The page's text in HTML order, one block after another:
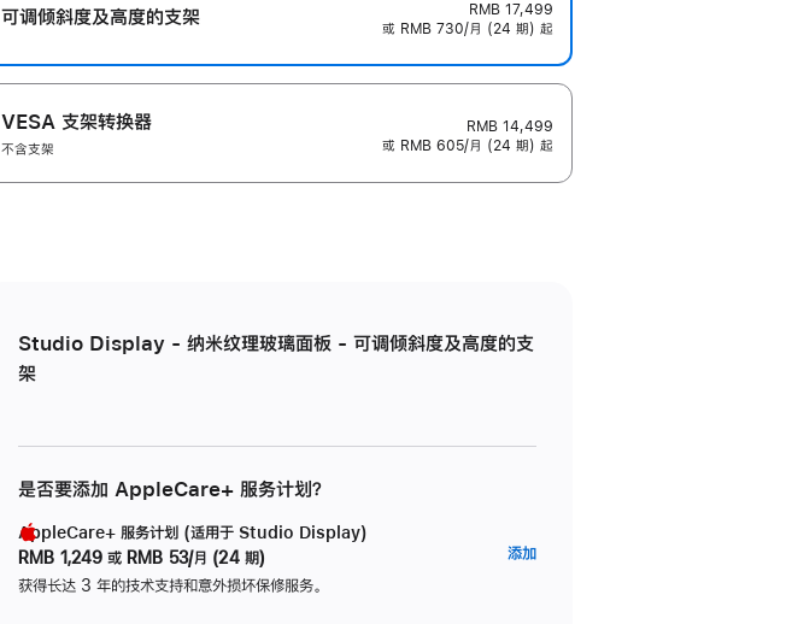
可调倾斜度及高‍度的支‍架
RMB 17,499
或 RMB 730/月 (24 期) 起
VESA 支架转换器
不含支架
RMB 14,499
或 RMB 605/月 (24 期) 起
Studio Display - 纳米纹理玻璃面板 - 可调倾斜度及高度的支
架
是否要添加 AppleCare+ 服务计划？
AppleCare+ 服务计划 (适用于 Studio Display)
RMB 1,249 或 RMB 53/月 (24 期)
获得长达 3 年的技术支持和意外损坏保修服务。
添加